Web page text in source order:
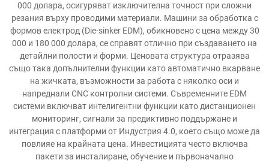
000 долара, осигуряват изключителна точност при сложни
резания върху проводими материали. Машини за обработка с
формов електрод (Die-sinker EDM), обикновено с цена между 30
000 и 180 000 долара, се справят отлично при създаването на
детайлни полости и форми. Ценовата структура отразява
също така допълнителни функции като автоматично вкарване
на жичката, възможности за работа с няколко оси и
напреднали CNC контролни системи. Съвременните EDM
системи включват интелигентни функции като дистанционен
мониторинг, сигнали за предиктивно поддържане и
интеграция с платформи от Индустрия 4.0, което също може да
повлияе на крайната цена. Инвестицията често включва
пакети за инсталиране, обучение и първоначално